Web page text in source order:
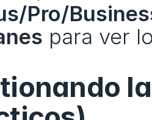
Pro/
para ver